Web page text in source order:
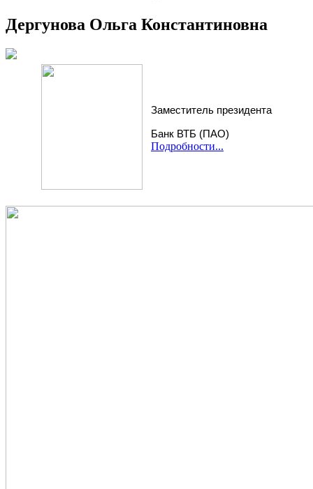
Дергунова Ольга Константиновна
Заместитель президента
Банк ВТБ (ПАО)
Подробности...